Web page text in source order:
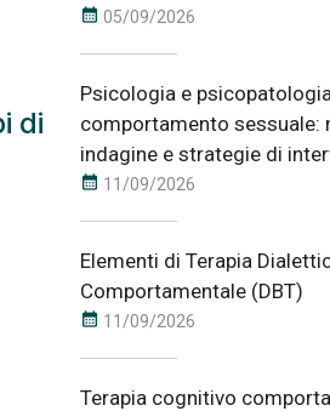
di
calendar_month 05/09/2026
Psicologia e
comportamento sessuale:
indagine e strategie di
calendar_month 11/09/2026
Elementi di Terapia
Comportamentale (DBT)
calendar_month 11/09/2026
Terapia cognitivo